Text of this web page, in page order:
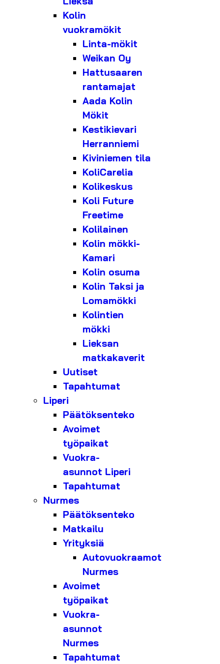
Kolin
vuokramökit
Linta-mökit
Weikan Oy
Hattusaaren
rantamajat
Aada Kolin
Mökit
Kestikievari
Herranniemi
Kiviniemen tila
KoliCarelia
Kolikeskus
Koli Future
Freetime
Kolilainen
Kolin mökki-
Kamari
Kolin osuma
Kolin Taksi ja
Lomamökki
Kolintien
mökki
Lieksan
matkakaverit
Uutiset
Tapahtumat
Liperi
Päätöksenteko
Avoimet
työpaikat
Vuokra-
asunnot Liperi
Tapahtumat
Nurmes
Päätöksenteko
Matkailu
Yrityksiä
Autovuokraamot
Nurmes
Avoimet
työpaikat
Vuokra-
asunnot
Nurmes
Tapahtumat